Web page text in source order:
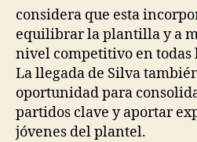
considera que esta
equilibrar la plantilla y a
nivel competitivo en todas
La llegada de Silva
oportunidad para
partidos clave y aportar
jóvenes del plantel.